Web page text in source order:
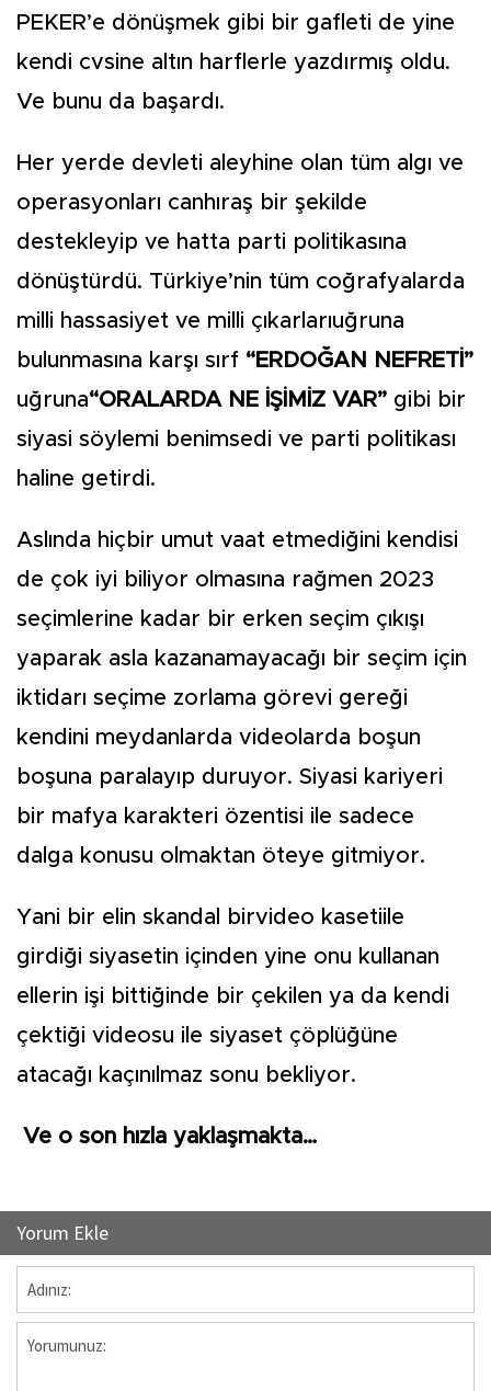
PEKER’e dönüşmek gibi bir gafleti de yine
kendi cvsine altın harflerle yazdırmış oldu.
Ve bunu da başardı.
Her yerde devleti aleyhine olan tüm algı ve
operasyonları canhıraş bir şekilde
destekleyip ve hatta parti politikasına
dönüştürdü. Türkiye’nin tüm coğrafyalarda
milli hassasiyet ve milli çıkarlarıuğruna
bulunmasına karşı sırf “ERDOĞAN NEFRETİ”
uğruna“ORALARDA NE İŞİMİZ VAR” gibi bir
siyasi söylemi benimsedi ve parti politikası
haline getirdi.
Aslında hiçbir umut vaat etmediğini kendisi
de çok iyi biliyor olmasına rağmen 2023
seçimlerine kadar bir erken seçim çıkışı
yaparak asla kazanamayacağı bir seçim için
iktidarı seçime zorlama görevi gereği
kendini meydanlarda videolarda boşun
boşuna paralayıp duruyor. Siyasi kariyeri
bir mafya karakteri özentisi ile sadece
dalga konusu olmaktan öteye gitmiyor.
Yani bir elin skandal birvideo kasetiile
girdiği siyasetin içinden yine onu kullanan
ellerin işi bittiğinde bir çekilen ya da kendi
çektiği videosu ile siyaset çöplüğüne
atacağı kaçınılmaz sonu bekliyor.
Ve o son hızla yaklaşmakta…
Yorum Ekle